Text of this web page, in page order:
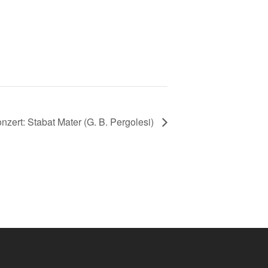
Stabat Mater (G. B. Pergolesi)